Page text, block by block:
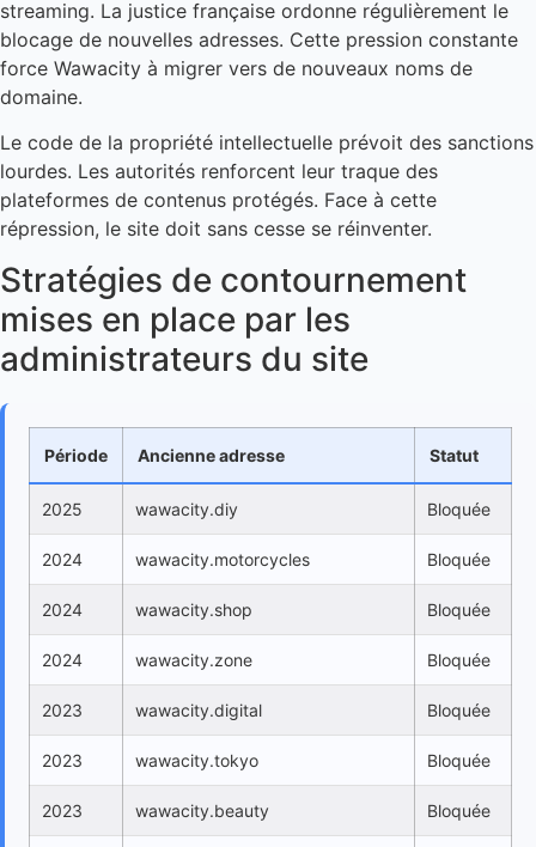
streaming. La justice française ordonne régulièrement le
blocage de nouvelles adresses. Cette pression constante
force Wawacity à migrer vers de nouveaux noms de
domaine.
Le code de la propriété intellectuelle prévoit des sanctions
lourdes. Les autorités renforcent leur traque des
plateformes de contenus protégés. Face à cette
répression, le site doit sans cesse se réinventer.
Stratégies de contournement
mises en place par les
administrateurs du site
Période Ancienne adresse Statut
2025 wawacity.diy Bloquée
2024 wawacity.motorcycles Bloquée
2024 wawacity.shop Bloquée
2024 wawacity.zone Bloquée
2023 wawacity.digital Bloquée
2023 wawacity.tokyo Bloquée
2023 wawacity.beauty Bloquée